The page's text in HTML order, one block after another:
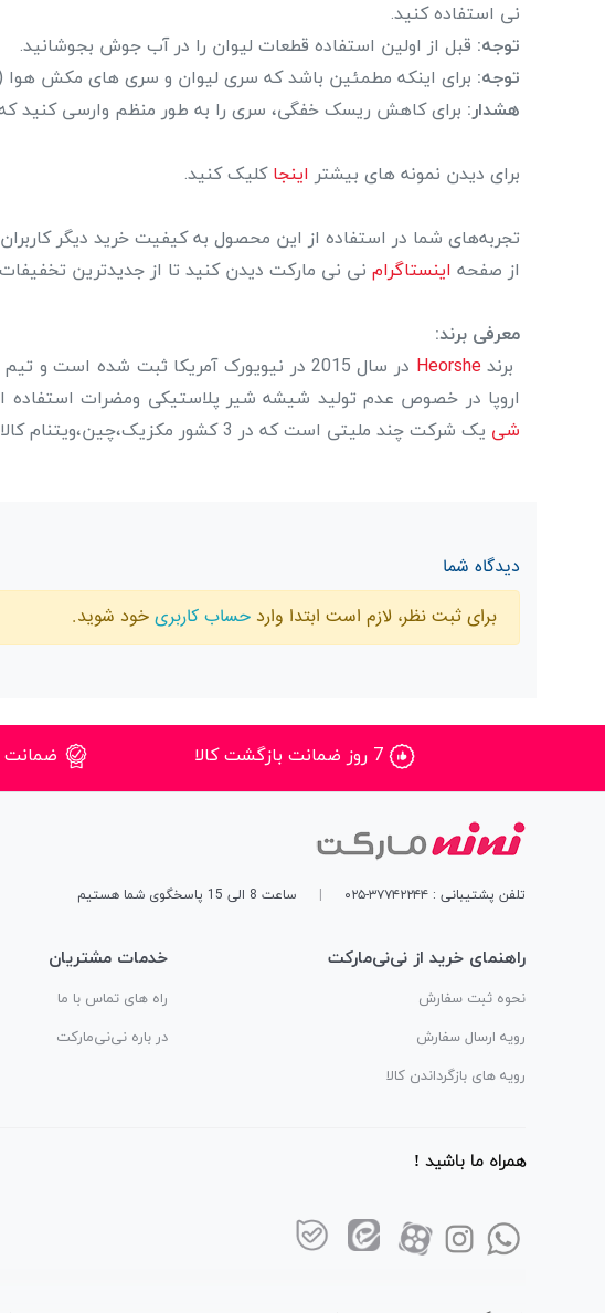
نی استفاده کنید.
توجه: قبل از اولین استفاده قطعات لیوان را در آب جوش بجوشانید.
توجه: برای اینکه مطمئین باشد که سری لیوان و سری های مکش هوا
هشدار: برای کاهش ریسک خفگی، سری را به طور منظم وارسی کنید
برای دیدن نمونه های بیشتر اینجاکلیک کنید.
تجربه‌های شما در استفاده از این محصول به کیفیت خرید دیگر
از صفحه اینستاگرام نی نی مارکت دیدن کنید تا از جدیدترین
معرفی برند:
برندHeorshe
در سال 2015 در نیویورک آمریکا ثبت شده
اروپا در خصوص عدم تولید شیشه شیر پلاستیکی ومضرات استفاده
شی یک شرکت چند ملیتی است که در 3 کشور مکزیک،چین،ویتنام کالای کودک و مادر تولید میکند.
دیدگاه شما
برای ثبت نظر، لازم است ابتدا وارد حساب کاربری خود شوید.
7 روز ضمانت بازگشت کالا ضمانت
تلفن پشتیبانی : ۳۷۷۴۲۲۴۴-۰۲۵ ساعت 8 الی 15 پاسخگوی شما هستیم
راهنمای خرید از نی‌نی‌مارکت
نحوه ثبت سفارش
رویه ارسال سفارش
رویه های بازگرداندن کالا
خدمات مشتریان
راه های تماس با ما
در باره نی‌نی‌مارکت
همراه ما باشید !